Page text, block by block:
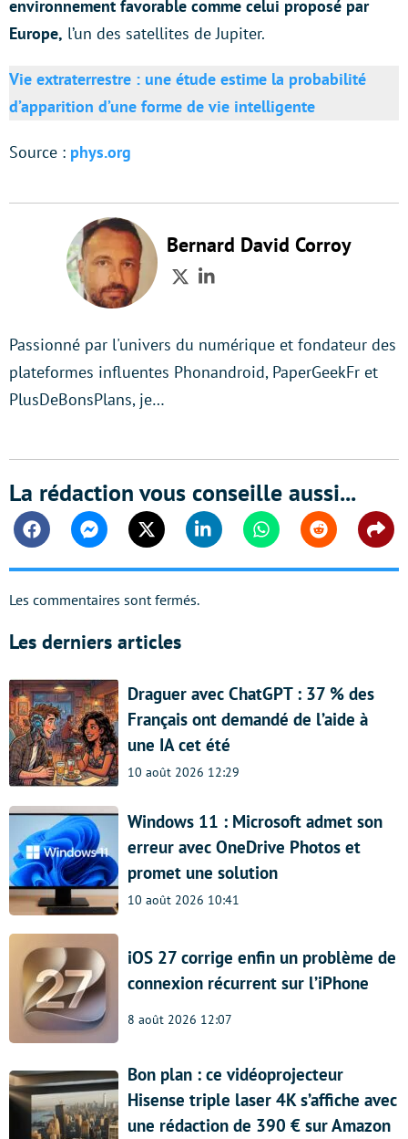
environnement favorable comme celui proposé par
Europe, l’un des satellites de Jupiter.
Vie extraterrestre : une étude estime la probabilité
d’apparition d’une forme de vie intelligente
Source : phys.org
Bernard David Corroy
TwitterLinkedIn
Passionné par l'univers du numérique et fondateur des
plateformes influentes Phonandroid, PaperGeekFr et
PlusDeBonsPlans, je…
La rédaction vous conseille aussi...
FacebookMessengerTwitter Linkedin WhatsappReddit
Les commentaires sont fermés.
Les derniers articles
Draguer avec ChatGPT : 37 % des
Français ont demandé de l’aide à
une IA cet été
10 août 2026 12:29
Windows 11 : Microsoft admet son
erreur avec OneDrive Photos et
promet une solution
10 août 2026 10:41
iOS 27 corrige enfin un problème de
connexion récurrent sur l’iPhone
8 août 2026 12:07
Bon plan : ce vidéoprojecteur
Hisense triple laser 4K s’affiche avec
une rédaction de 390 € sur Amazon